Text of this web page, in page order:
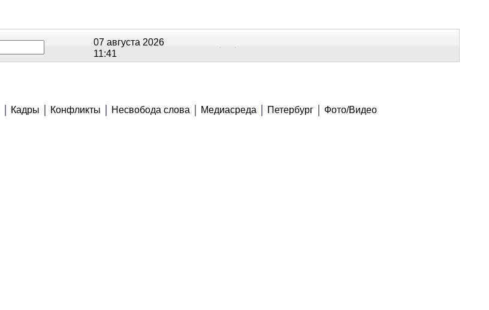
07 августа 2026
11:41
Кадры Конфликты Несвобода слова Медиасреда Петербург Фото/Видео